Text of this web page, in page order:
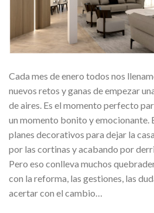
Cada mes de enero todos nos
nuevos retos y ganas de empezar
de aires. Es el momento perfecto
un momento bonito y emocionante.
planes decorativos para dejar la
por las cortinas y acabando por
Pero eso conlleva muchos
con la reforma, las gestiones, las
acertar con el cambio…